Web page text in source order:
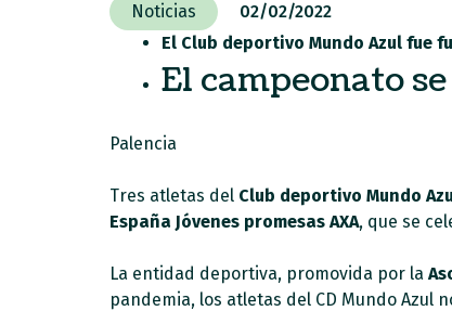
Noticias
02/02/2022
El Club deportivo Mundo Azul fue
El campeonato
Palencia
Tres atletas del Club deportivo Mundo
España Jóvenes promesas AXA, que se
La entidad deportiva, promovida por la
pandemia, los atletas del CD Mundo Azul